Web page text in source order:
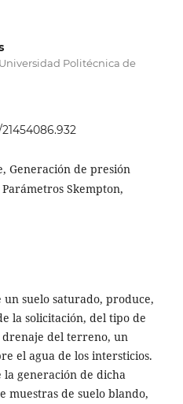
Politécnica de
Generación de presión
Skempton,
un suelo saturado, produce,
la solicitación, del tipo de
drenaje del terreno, un
el agua de los intersticios.
la generación de dicha
de suelo blando,